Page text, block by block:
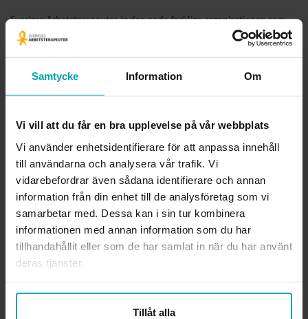
Samtycke Information Om
Vi vill att du får en bra upplevelse på vår webbplats
Vi använder enhetsidentifierare för att anpassa innehåll
till användarna och analysera vår trafik. Vi
vidarebefordrar även sådana identifierare och annan
information från din enhet till de analysföretag som vi
samarbetar med. Dessa kan i sin tur kombinera
informationen med annan information som du har
tillhandahållit eller som de har samlat in när du har använt
deras tjänster.
Tillåt alla
Sveriges Arbetsterapeuter är den enda fackliga organisationen som
kan arbetsterapi. Vi är förbundet för alla legitimerade
arbetsterapeuter och arbetsterapeutstudenter. Tillsammans visar vi
arbetsterapeuter.
Lena Gennemark Edsbäcker
Läs mer om förbundet
KONTAKTA OSS
Rådgivning i fackliga frågor
medlemsradgivning@arbetsterapeuterna.se
Frågor om medlemskapet
medlemsregister@arbetsterapeuterna.se